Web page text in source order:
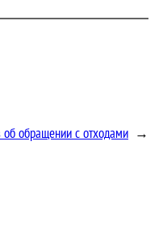
об обращении с отходами →